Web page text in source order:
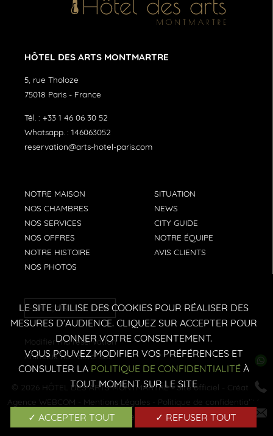
HÔTEL DES ARTS MONTMARTRE
5, rue Tholoze
75018 Paris - France
Tél. : +33 1 46 06 30 52
Whatsapp. : 146063052
reservation@arts-hotel-paris.com
NOTRE MAISON
NOS CHAMBRES
NOS SERVICES
NOS OFFRES
NOTRE HISTOIRE
NOS PHOTOS
SITUATION
NEWS
CITY GUIDE
NOTRE ÉQUIPE
AVIS CLIENTS
FRANÇAIS
Modifier ma reservation
Animaux non autorisés
© 2026 HÔTEL DES ARTS MONTMARTRE- Site officiel - Création:
Agence WEBCOM - Mentions Légales - Politique de confidentialité
Gérer les cookies
LE SITE UTILISE DES COOKIES POUR RÉALISER DES
MESURES D’AUDIENCE. CLIQUEZ SUR ACCEPTER POUR
DONNER VOTRE CONSENTEMENT.
VOUS POUVEZ MODIFIER VOS PRÉFÉRENCES ET
CONSULTER LA POLITIQUE DE CONFIDENTIALITÉÀ
TOUT MOMENT SUR LE SITE
✓ ACCEPTER TOUT ✓ REFUSER TOUT